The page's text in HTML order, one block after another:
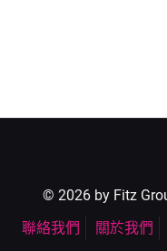
© 2026 by Fitz
聯絡我們
關於我們